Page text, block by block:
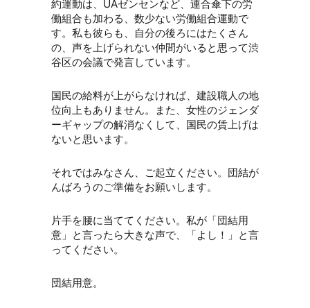
約運動は、UAゼンセンなど、連合傘下の労
働組合も加わる、数少ない労働組合運動で
す。私も彼らも、自分の後ろにはたくさん
の、声を上げられない仲間がいると思って渋
谷区の会議で発言しています。
国民の給料が上がらなければ、建設職人の地
位向上もありません。また、女性のジェンダ
ーギャップの解消なくして、国民の賃上げは
ないと思います。
それではみなさん、ご起立ください。団結が
んばろうのご準備をお願いします。
片手を腰に当ててください。私が「団結用
意」と言ったら大きな声で、「よし！」と言
ってください。
団結用意。